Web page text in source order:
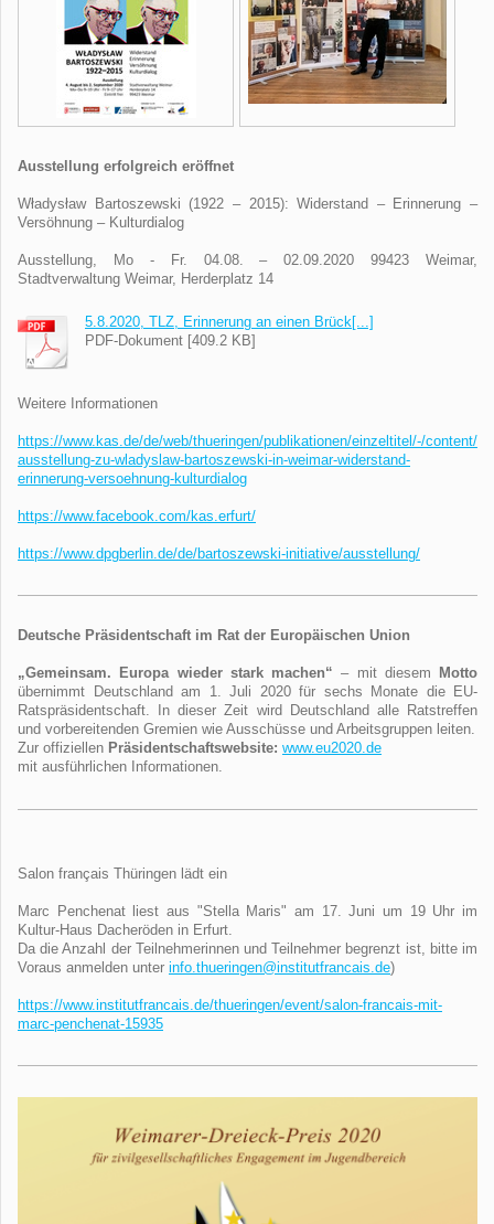
Ausstellung erfolgreich eröffnet
Władysław Bartoszewski (1922 – 2015): Widerstand – Erinnerung –
Versöhnung – Kulturdialog
Ausstellung, Mo - Fr. 04.08. – 02.09.2020 99423 Weimar,
Stadtverwaltung Weimar, Herderplatz 14
5.8.2020, TLZ, Erinnerung an einen Brück[...]
PDF-Dokument [409.2 KB]
Weitere Informationen
https://www.kas.de/de/web/thueringen/publikationen/einzeltitel/-/content/
ausstellung-zu-wladyslaw-bartoszewski-in-weimar-widerstand-
erinnerung-versoehnung-kulturdialog
https://www.facebook.com/kas.erfurt/
https://www.dpgberlin.de/de/bartoszewski-initiative/ausstellung/
Deutsche Präsidentschaft im Rat der Europäischen Union
„Gemeinsam. Europa wieder stark machen“ – mit diesem
Motto
übernimmt Deutschland am 1. Juli 2020 für sechs Monate die EU-
Ratspräsidentschaft. In dieser Zeit wird Deutschland alle Ratstreffen
und vorbereitenden Gremien wie Ausschüsse und Arbeitsgruppen leiten.
Zur offiziellen Präsidentschaftswebsite: www.eu2020.de
mit ausführlichen Informationen.
Salon français Thüringen lädt ein
Marc Penchenat liest aus "Stella Maris" am 17. Juni um 19 Uhr im
Kultur-Haus Dacheröden in Erfurt.
Da die Anzahl der Teilnehmerinnen und Teilnehmer begrenzt ist, bitte im
Voraus anmelden unter info.thueringen@institutfrancais.de)
https://www.institutfrancais.de/thueringen/event/salon-francais-mit-
marc-penchenat-15935